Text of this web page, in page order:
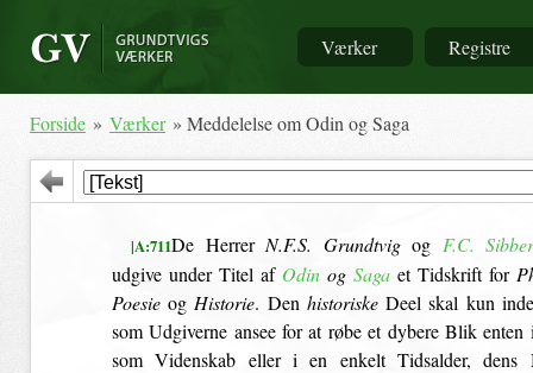
Værker Registre
Forside » Værker » Meddelelse om Odin og Saga
|A:711De Herrer N.F.S. Grundtvigog F.C.
udgive under Titel af Odin og Saga et Tidskrift for
Poesie og Historie. Den historiskeDeel skal kun
som Udgiverne ansee for at røbe et dybere Blik
som Videnskab eller i en enkelt Tidsalder,